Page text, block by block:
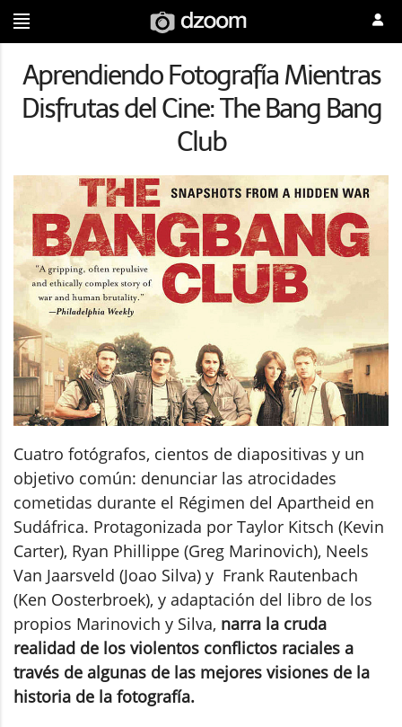
Aprendiendo Fotografía Mientras
Disfrutas del Cine: The Bang Bang
Club
Cuatro fotógrafos, cientos de diapositivas y un
objetivo común: denunciar las atrocidades
cometidas durante el Régimen del Apartheid en
Sudáfrica. Protagonizada por Taylor Kitsch (Kevin
Carter), Ryan Phillippe (Greg Marinovich), Neels
Van Jaarsveld (Joao Silva) y Frank Rautenbach
(Ken Oosterbroek), y adaptación del libro de los
propios Marinovich y Silva, narra la cruda
realidad de los violentos conflictos raciales a
través de algunas de las mejores visiones de la
historia de la fotografía.